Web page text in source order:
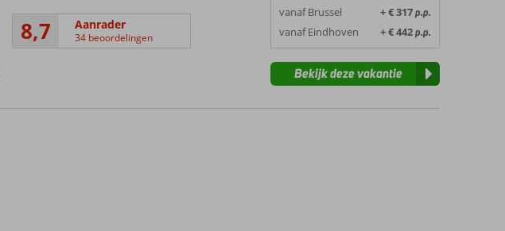
8,7 Aanrader
34 beoordelingen
vanaf Brussel + € 317p.p.
vanaf Eindhoven + € 442p.p.
Bekijk deze vakantie